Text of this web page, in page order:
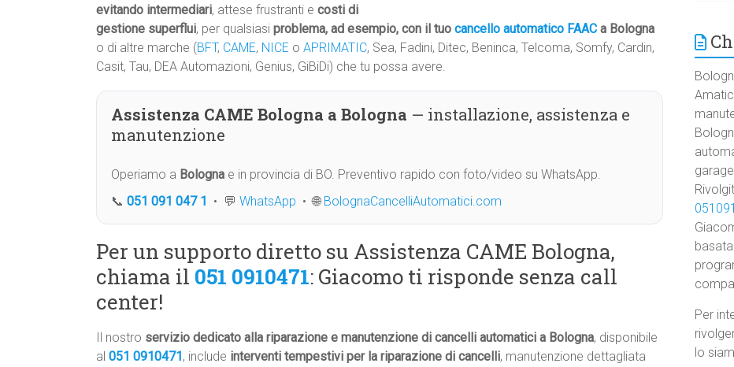
evitando intermediari, attese frustranti e costi di
gestione superflui, per qualsiasi problema, ad esempio, con il tuo cancello automatico FAAC a Bologna
o di altre marche (BFT, CAME, NICE o APRIMATIC, Sea, Fadini, Ditec, Beninca, Telcoma, Somfy, Cardin,
Casit, Tau, DEA Automazioni, Genius, GiBiDi) che tu possa avere.
Assistenza CAME Bologna a Bologna — installazione, assistenza e
manutenzione
Operiamo a Bologna e in provincia di BO. Preventivo rapido con foto/video su WhatsApp.
📞 051 091 047 1 • 💬 WhatsApp • 🌐 BolognaCancelliAutomatici.com
Per un supporto diretto su Assistenza CAME Bologna,
chiama il 051 0910471: Giacomo ti risponde senza call
center!
Il nostro servizio dedicato alla riparazione e manutenzione di cancelli automatici a Bologna, disponibile
al 051 0910471 , include interventi tempestivi per la riparazione di cancelli, manutenzione dettagliata
Per
lo